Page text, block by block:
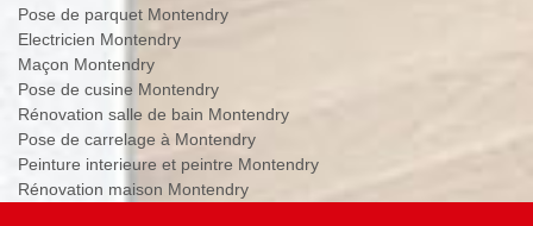
Pose de parquet Montendry
Electricien Montendry
Maçon Montendry
Pose de cusine Montendry
Rénovation salle de bain Montendry
Pose de carrelage à Montendry
Peinture interieure et peintre Montendry
Rénovation maison Montendry